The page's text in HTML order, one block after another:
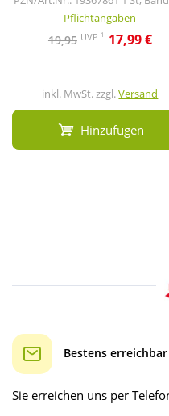
Pflichtangaben
19,95 UVP 1 17,99 €
inkl. MwSt. zzgl.Versand
Hinzufügen
Bestens erreichbar
Sie erreichen uns per